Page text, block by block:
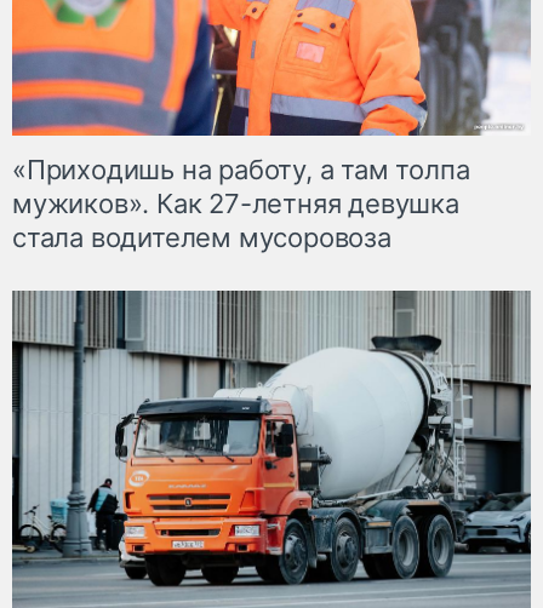
«Приходишь на работу, а там толпа
мужиков». Как 27-летняя девушка
стала водителем мусоровоза